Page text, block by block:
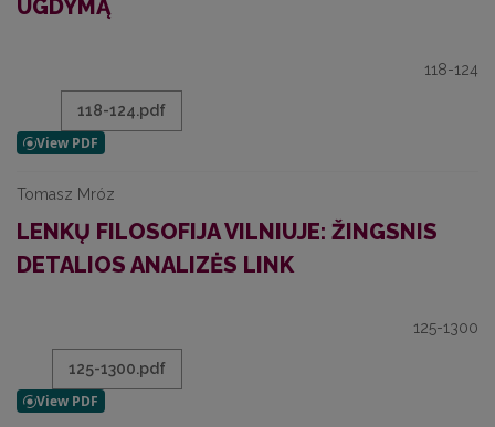
UGDYMĄ
118-124
118-124.pdf
Tomasz Mróz
LENKŲ FILOSOFIJA VILNIUJE: ŽINGSNIS
DETALIOS ANALIZĖS LINK
125-1300
125-1300.pdf